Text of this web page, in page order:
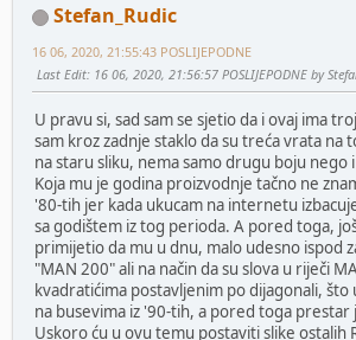
Stefan_Rudic
16 06, 2020, 21:55:43 POSLIJEPODNE
Last Edit: 16 06, 2020, 21:56:57 POSLIJEPODNE by
U pravu si, sad sam se sjetio da i ovaj ima
sam kroz zadnje staklo da su treća vrata na
na staru sliku, nema samo drugu boju nego
Koja mu je godina proizvodnje tačno ne
'80-tih jer kada ukucam na internetu
sa godištem iz tog perioda. A pored toga,
primijetio da mu u dnu, malo udesno ispod
"MAN 200" ali na način da su slova u riječi
kvadratićima postavljenim po dijagonali, što
na busevima iz '90-tih, a pored toga prestar
Uskoro ću u ovu temu postaviti slike ostalih